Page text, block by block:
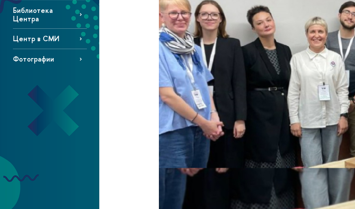
Библиотека
Центра
Центр в СМИ
Фотографии